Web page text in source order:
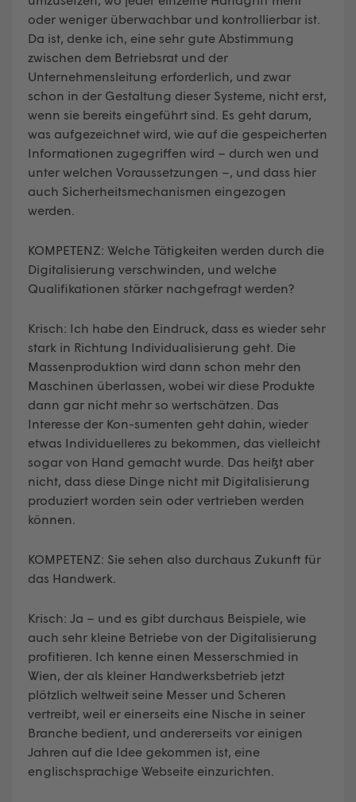
oder weniger überwachbar und kontrollierbar ist.
Da ist, denke ich, eine sehr gute Abstimmung
zwischen dem Betriebsrat und der
Unternehmensleitung erforderlich, und zwar
schon in der Gestaltung dieser Systeme, nicht erst,
wenn sie bereits eingeführt sind. Es geht darum,
was aufgezeichnet wird, wie auf die gespeicherten
Informationen zugegriffen wird – durch wen und
unter welchen Voraussetzungen –, und dass hier
auch Sicherheitsmechanismen eingezogen
werden.
KOMPETENZ: Welche Tätigkeiten werden durch die
Digitalisierung verschwinden, und welche
Qualifikationen stärker nachgefragt werden?
Krisch: Ich habe den Eindruck, dass es wieder sehr
stark in Richtung Individualisierung geht. Die
Massenproduktion wird dann schon mehr den
Maschinen überlassen, wobei wir diese Produkte
dann gar nicht mehr so wertschätzen. Das
Interesse der Kon-sumenten geht dahin, wieder
etwas Individuelleres zu bekommen, das vielleicht
sogar von Hand gemacht wurde. Das heißt aber
nicht, dass diese Dinge nicht mit Digitalisierung
produziert worden sein oder vertrieben werden
können.
KOMPETENZ: Sie sehen also durchaus Zukunft für
das Handwerk.
Krisch: Ja – und es gibt durchaus Beispiele, wie
auch sehr kleine Betriebe von der Digitalisierung
profitieren. Ich kenne einen Messerschmied in
Wien, der als kleiner Handwerksbetrieb jetzt
plötzlich weltweit seine Messer und Scheren
vertreibt, weil er einerseits eine Nische in seiner
Branche bedient, und andererseits vor einigen
Jahren auf die Idee gekommen ist, eine
englischsprachige Webseite einzurichten.